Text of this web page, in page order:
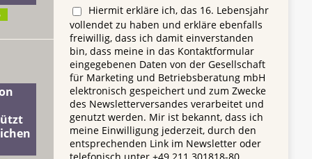
Hiermit erkläre ich, das 16. Lebensjahr
vollendet zu haben und erkläre ebenfalls
freiwillig, dass ich damit einverstanden
bin, dass meine in das Kontaktformular
eingegebenen Daten von der Gesellschaft
für Marketing und Betriebsberatung mbH
elektronisch gespeichert und zum Zwecke
des Newsletterversandes verarbeitet und
genutzt werden. Mir ist bekannt, dass ich
meine Einwilligung jederzeit, durch den
entsprechenden Link im Newsletter oder
telefonisch unter +49 211 301818-80